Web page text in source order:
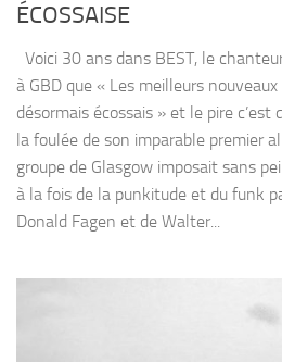
ÉCOSSAISE
Voici 30 ans dans BEST, le
à GBD que « Les meilleurs
désormais écossais » et le pire c’est
la foulée de son imparable premier
groupe de Glasgow imposait sans
à la fois de la punkitude et du funk
Donald Fagen et de Walter...